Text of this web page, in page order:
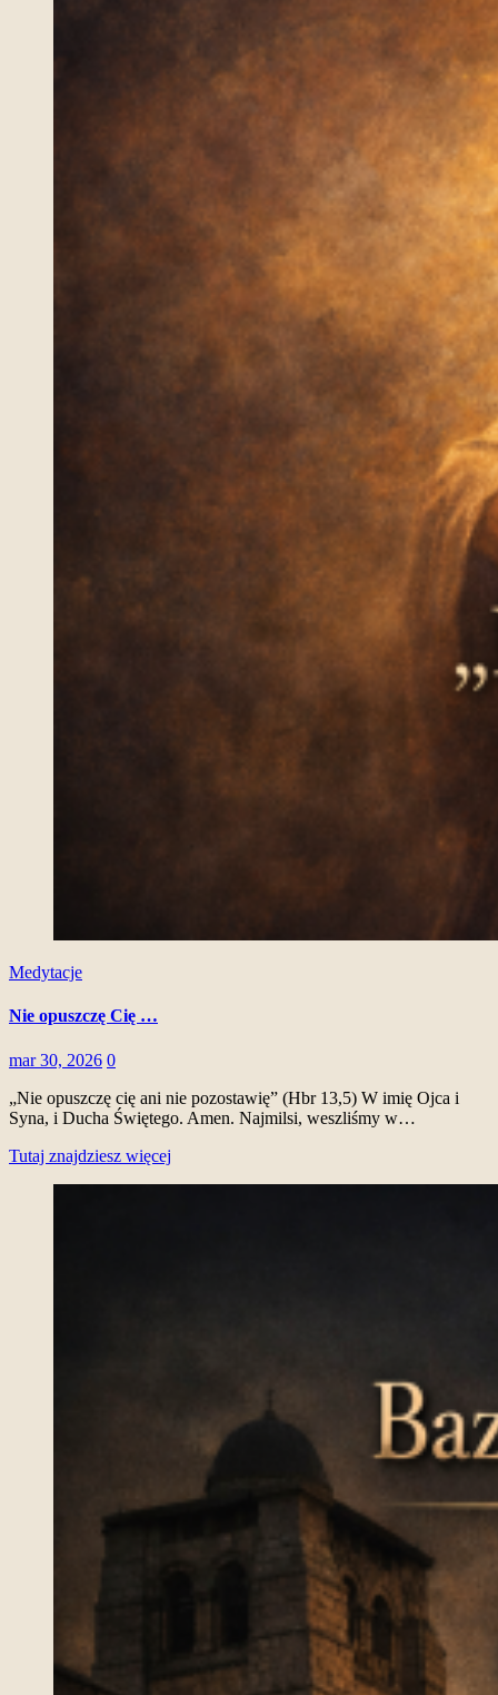
Medytacje
Nie opuszczę Cię …
mar 30, 2026 0
„Nie opuszczę cię ani nie pozostawię” (Hbr 13,5) W imię Ojca i
Syna, i Ducha Świętego. Amen. Najmilsi, weszliśmy w…
Tutaj znajdziesz więcej